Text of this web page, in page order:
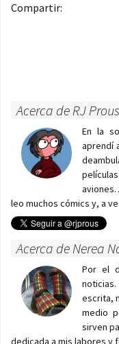
Compartir:
Acerca de RJ Prous
En la
aprendí
leo muchos cómics y, a
Acerca de Nerea
Por el
escrita,
medio
sirven
dedicada a mis labores y